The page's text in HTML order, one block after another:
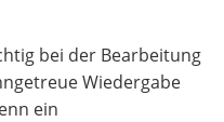
bei der Bearbeitung
Wiedergabe
ein